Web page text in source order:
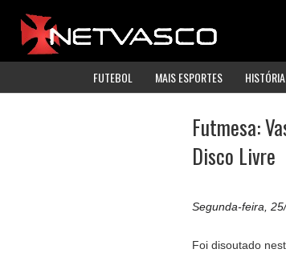
FUTEBOL MAIS ESPORTES HISTÓRIA
Futmesa:
Disco Livre
Segunda-feira,
Foi disoutado